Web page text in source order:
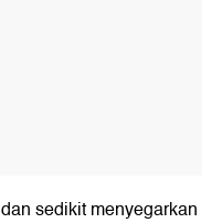
sedikit menyegarkan